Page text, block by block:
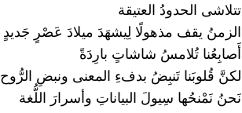
تتلاشى الحدودُ العتيقة
الزمنُ يقف مذهولًا لِيشهَدَ ميلادَ عَصْرٍ جَديدٍ
أَصابِعُنا تُلامسُ شاشاتٍ بارِدَةً
لكنَّ قُلوبَنا تَنبِضُ بدفءِ المعنى ونبضِ الرُّوح
نَحنُ نَمْنحُها سِيولَ البياناتِ وأسرارَ اللُّغة